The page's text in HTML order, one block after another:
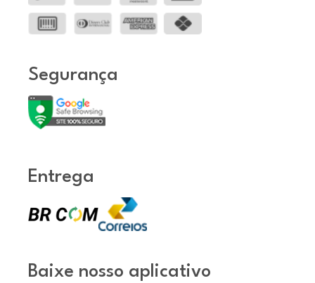
Segurança
Entrega
Baixe nosso aplicativo